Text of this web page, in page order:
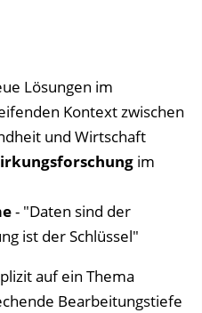
Lösungen im
Kontext zwischen
und Wirtschaft
im
- "Daten sind der
ist der Schlüssel"
auf ein Thema
Bearbeitungstiefe